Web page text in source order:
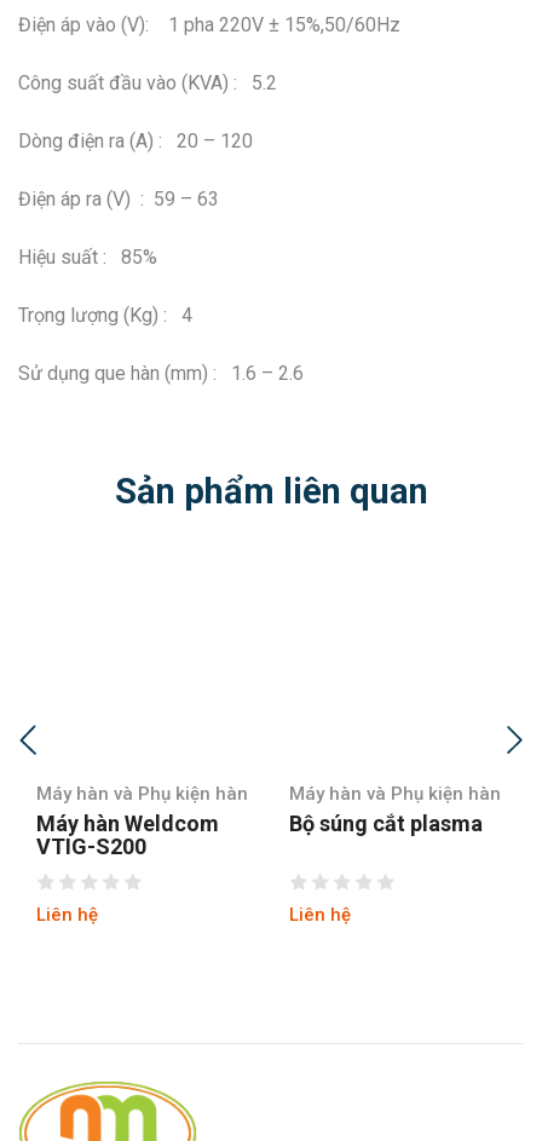
Điện áp vào (V): 1 pha 220V ± 15%,50/60Hz
Công suất đầu vào (KVA) : 5.2
Dòng điện ra (A) : 20 – 120
Điện áp ra (V) : 59 – 63
Hiệu suất : 85%
Trọng lượng (Kg) : 4
Sử dụng que hàn (mm) : 1.6 – 2.6
Sản phẩm liên quan
Máy hàn và Phụ kiện hàn
Máy hàn Weldcom
VTIG-S200
Liên hệ
Máy hàn và Phụ kiện hàn
Bộ súng cắt plasma
Liên hệ